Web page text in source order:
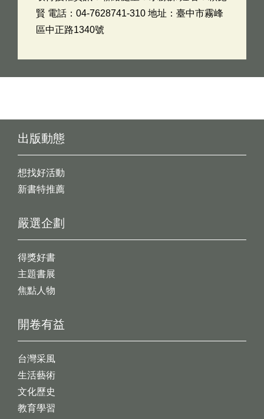
賢 電話：04-7628741-310 地址：臺中市霧峰
區中正路1340號
出版動態
想找好活動
新書特推薦
開卷有益
台灣采風
生活藝術
文化歷史
教育學習
嚴選企劃
得獎好書
主題書展
焦點人物